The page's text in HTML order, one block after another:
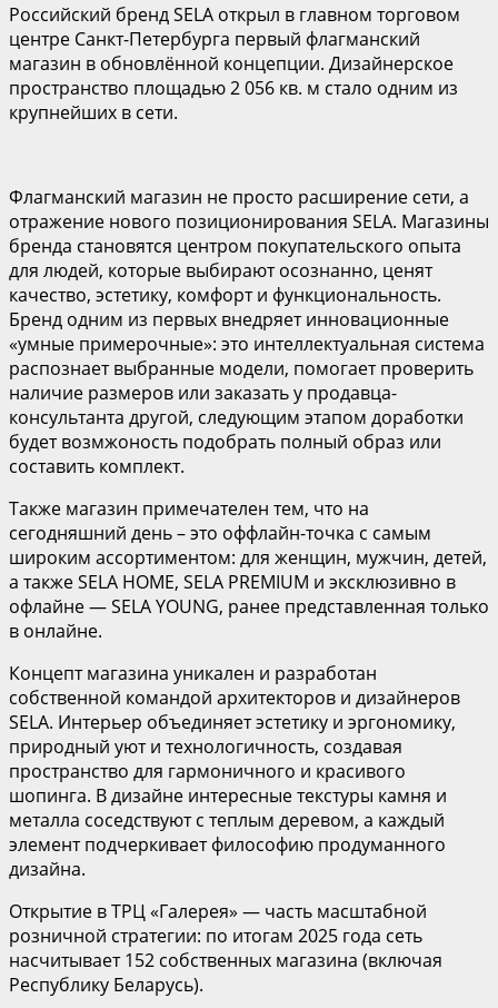
Российский бренд SELA открыл в главном торговом
центре Санкт-Петербурга первый флагманский
магазин в обновлённой концепции. Дизайнерское
пространство площадью 2 056 кв. м стало одним из
крупнейших в сети.
Флагманский магазин не просто расширение сети, а
отражение нового позиционирования SELA. Магазины
бренда становятся центром покупательского опыта
для людей, которые выбирают осознанно, ценят
качество, эстетику, комфорт и функциональность.
Бренд одним из первых внедряет инновационные
«умные примерочные»: это интеллектуальная система
распознает выбранные модели, помогает проверить
наличие размеров или заказать у продавца-
консультанта другой, следующим этапом доработки
будет возмжоность подобрать полный образ или
составить комплект.
Также магазин примечателен тем, что на
сегодняшний день – это оффлайн-точка с самым
широким ассортиментом: для женщин, мужчин, детей,
а также SELA HOME, SELA PREMIUM и эксклюзивно в
офлайне — SELA YOUNG, ранее представленная только
в онлайне.
Концепт магазина уникален и разработан
собственной командой архитекторов и дизайнеров
SELA. Интерьер объединяет эстетику и эргономику,
природный уют и технологичность, создавая
пространство для гармоничного и красивого
шопинга. В дизайне интересные текстуры камня и
металла соседствуют с теплым деревом, а каждый
элемент подчеркивает философию продуманного
дизайна.
Открытие в ТРЦ «Галерея» — часть масштабной
розничной стратегии: по итогам 2025 года сеть
насчитывает 152 собственных магазина (включая
Республику Беларусь).